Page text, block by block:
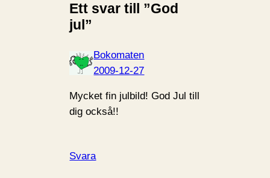
Ett svar till ”God
jul”
Bokomaten
2009-12-27
Mycket fin julbild! God Jul till
dig också!!
Svara